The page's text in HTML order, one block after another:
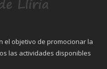
el objetivo de promocionar la
las actividades disponibles